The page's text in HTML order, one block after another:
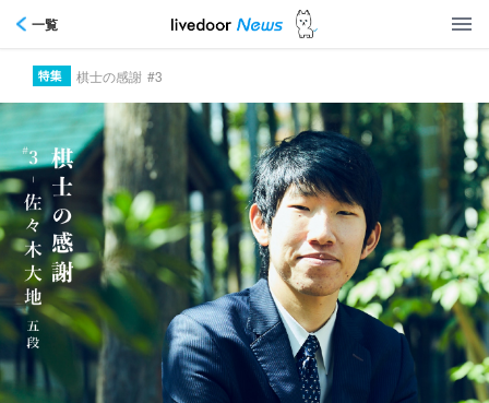
一覧
棋士の感謝 #3